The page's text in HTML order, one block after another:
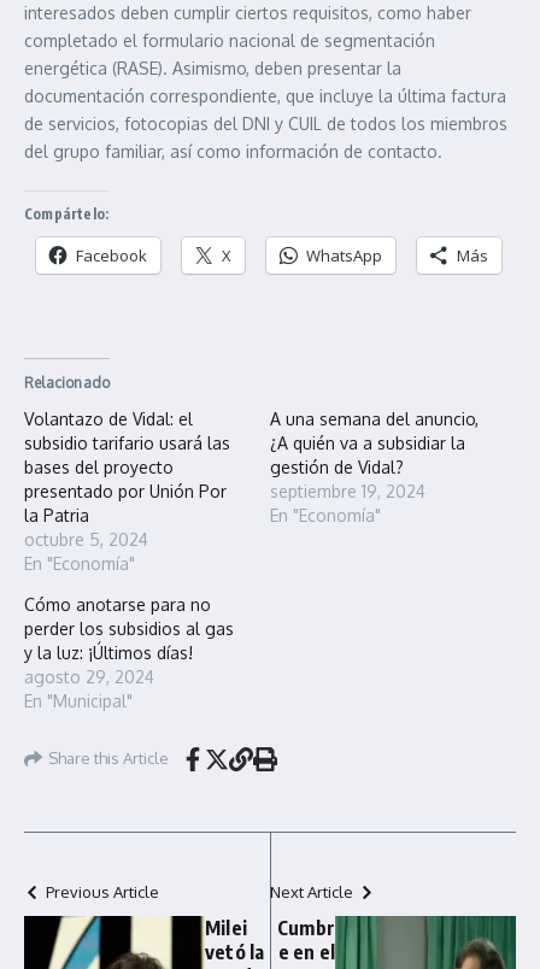
interesados deben cumplir ciertos requisitos, como haber
completado el formulario nacional de segmentación
energética (RASE). Asimismo, deben presentar la
documentación correspondiente, que incluye la última factura
de servicios, fotocopias del DNI y CUIL de todos los miembros
del grupo familiar, así como información de contacto.
Compártelo:
Facebook X WhatsApp Más
Relacionado
Volantazo de Vidal: el
subsidio tarifario usará las
bases del proyecto
presentado por Unión Por
la Patria
octubre 5, 2024
En "Economía"
A una semana del anuncio,
¿A quién va a subsidiar la
gestión de Vidal?
septiembre 19, 2024
En "Economía"
Cómo anotarse para no
perder los subsidios al gas
y la luz: ¡Últimos días!
agosto 29, 2024
En "Municipal"
Share this Article
Previous Article
Milei
vetó la
Next Article
Cumbr
e en el